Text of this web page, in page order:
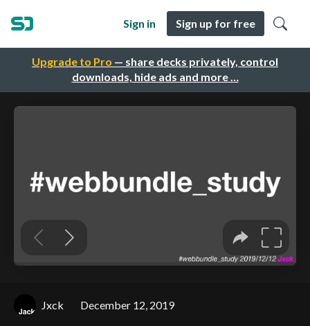
Upgrade to Pro — share decks privately, control
downloads, hide ads and more …
Sign in Sign up for free
Jxck December 12, 2019